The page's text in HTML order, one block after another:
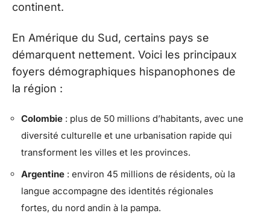
continent.
En Amérique du Sud, certains pays se
démarquent nettement. Voici les principaux
foyers démographiques hispanophones de
la région :
Colombie : plus de 50 millions d’habitants, avec une
diversité culturelle et une urbanisation rapide qui
transforment les villes et les provinces.
Argentine : environ 45 millions de résidents, où la
langue accompagne des identités régionales
fortes, du nord andin à la pampa.